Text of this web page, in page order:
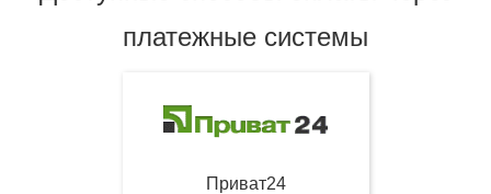
платежные системы
Приват24